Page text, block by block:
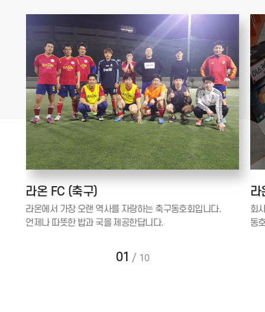
01 / 10
라온 FC (축구)
라온에서 가장 오랜 역사를 자랑하는 축구동호회입니다.
언제나 따뜻한 밥과 국을 제공한답니다.
회
동